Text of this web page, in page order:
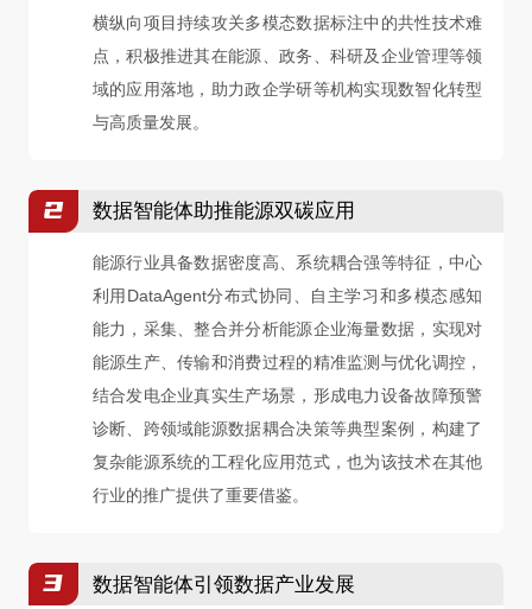
横纵向项目持续攻关多模态数据标注中的共性技术难
点，积极推进其在能源、政务、科研及企业管理等领
域的应用落地，助力政企学研等机构实现数智化转型
与高质量发展。
2 数据智能体助推能源双碳应用
能源行业具备数据密度高、系统耦合强等特征，中心
利用DataAgent分布式协同、自主学习和多模态感知
能力，采集、整合并分析能源企业海量数据，实现对
能源生产、传输和消费过程的精准监测与优化调控，
结合发电企业真实生产场景，形成电力设备故障预警
诊断、跨领域能源数据耦合决策等典型案例，构建了
复杂能源系统的工程化应用范式，也为该技术在其他
行业的推广提供了重要借鉴。
3 数据智能体引领数据产业发展